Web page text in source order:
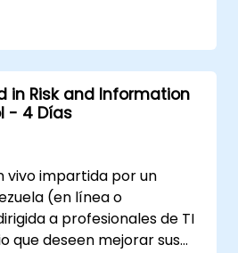
de activos de TI
sobre las
TI, incluidas las
servicio y terceros
sobre las
procedimientos y
la confidencialidad,
de los activos
in Risk and Information
- 4 Días
vivo impartida por un
(en línea o
a profesionales de TI
que deseen mejorar sus